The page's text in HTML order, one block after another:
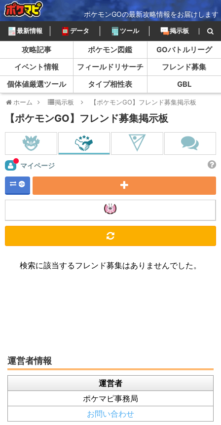
ポケモンGOの最新攻略情報をお届けします
最新情報 データ ツール 掲示板
攻略記事 ポケモン図鑑
GOバトルリーグ
イベント情報
フィールドリサーチ
フレンド募集
個体値厳選ツール
タイプ相性表 GBL
ホーム 掲示板 【ポケモンGO】フレンド募集掲示板
【ポケモンGO】フレンド募集掲示板
マイページ
検索に該当するフレンド募集はありませんでした。
運営者情報
運営者
ポケマピ事務局
お問い合わせ